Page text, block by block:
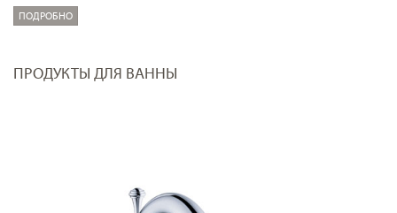
ПОДРОБНО
ПРОДУКТЫ ДЛЯ ВАННЫ